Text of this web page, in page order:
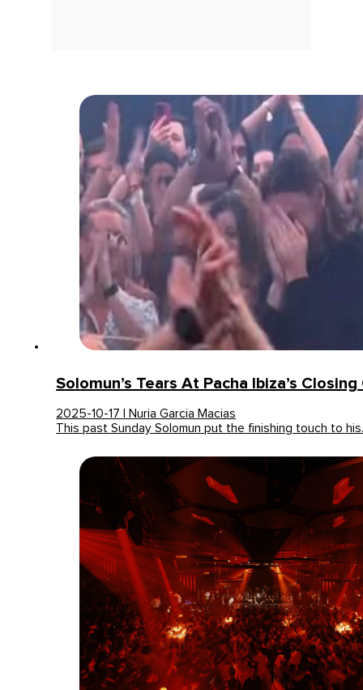
Solomun’s Tears At Pacha Ibiza’s
2025-10-17 | Nuria Garcia Macias
This past Sunday Solomun put the finishing touch to